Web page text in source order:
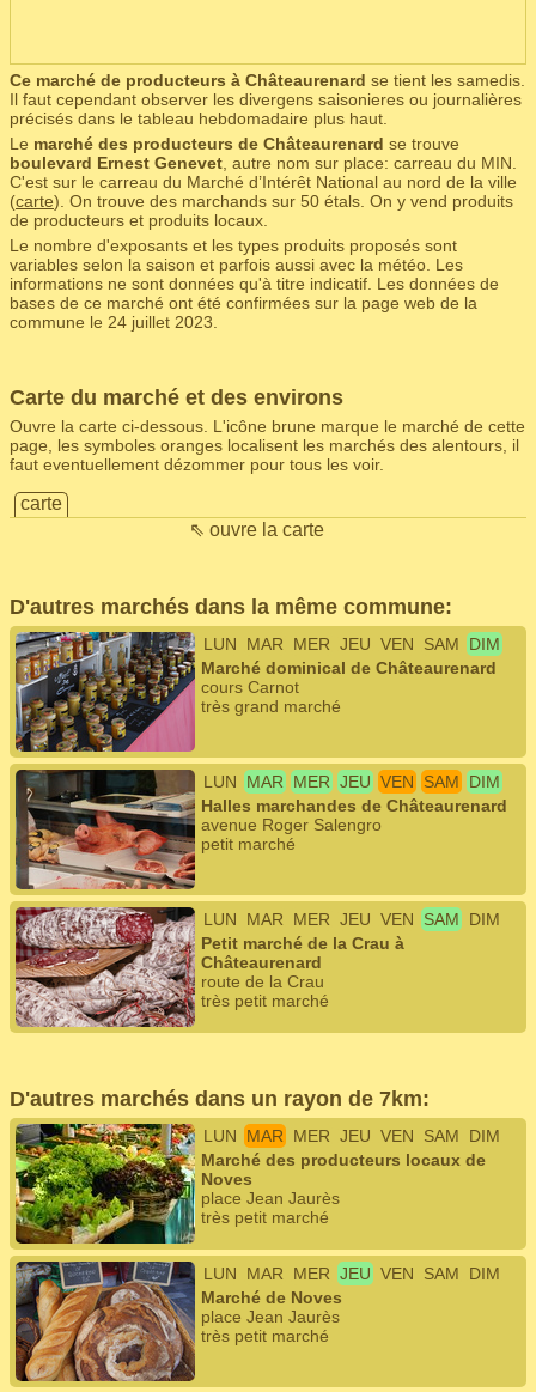
Ce marché de producteurs à Châteaurenard se tient les samedis.
Il faut cependant observer les divergens saisonieres ou journalières
précisés dans le tableau hebdomadaire plus haut.
Le marché des producteurs de Châteaurenard se trouve
boulevard Ernest Genevet , autre nom sur place: carreau du MIN.
C'est sur le carreau du Marché d’Intérêt National au nord de la ville
(carte). On trouve des marchands sur 50 étals. On y vend produits
de producteurs et produits locaux.
Le nombre d'exposants et les types produits proposés sont
variables selon la saison et parfois aussi avec la météo. Les
informations ne sont données qu'à titre indicatif. Les données de
bases de ce marché ont été confirmées sur la page web de la
commune le 24 juillet 2023.
Carte du marché et des environs
Ouvre la carte ci-dessous. L'icône brune marque le marché de cette
page, les symboles oranges localisent les marchés des alentours, il
faut eventuellement dézommer pour tous les voir.
carte
⇖ ouvre la carte
D'autres marchés dans la même commune:
LUN MAR MER JEU VEN SAM
DIM
Marché dominical de Châteaurenard
cours Carnot
très grand marché
LUN MAR MER JEU VEN SAM
DIM
Halles marchandes de Châteaurenard
avenue Roger Salengro
petit marché
LUN MAR MER JEU VEN SAM
DIM
Petit marché de la Crau à
Châteaurenard
route de la Crau
très petit marché
D'autres marchés dans un rayon de 7km:
LUN MAR MER JEU VEN SAM
DIM
Marché des producteurs locaux de
Noves
place Jean Jaurès
très petit marché
LUN MAR MER JEU VEN SAM
DIM
Marché de Noves
place Jean Jaurès
très petit marché